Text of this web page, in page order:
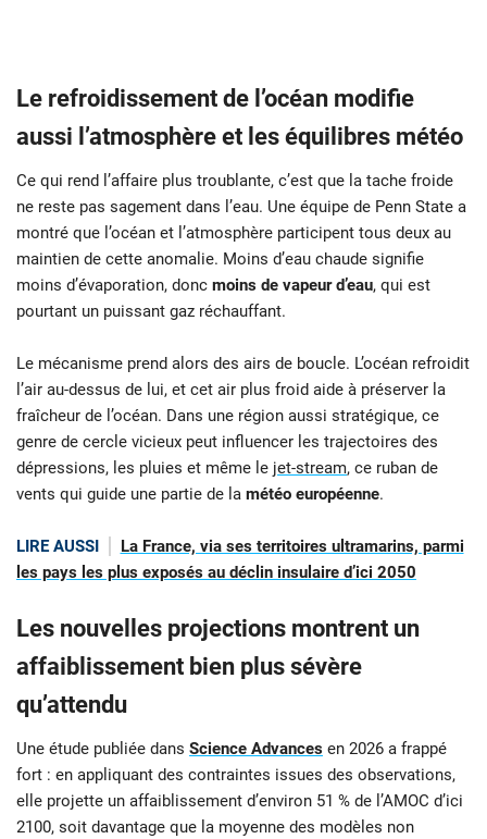
Le refroidissement de l’océan modifie
aussi l’atmosphère et les équilibres météo
Ce qui rend l’affaire plus troublante, c’est que la tache froide
ne reste pas sagement dans l’eau. Une équipe de Penn State a
montré que l’océan et l’atmosphère participent tous deux au
maintien de cette anomalie. Moins d’eau chaude signifie
moins d’évaporation, donc moins de vapeur d’eau, qui est
pourtant un puissant gaz réchauffant.
Le mécanisme prend alors des airs de boucle. L’océan refroidit
l’air au-dessus de lui, et cet air plus froid aide à préserver la
fraîcheur de l’océan. Dans une région aussi stratégique, ce
genre de cercle vicieux peut influencer les trajectoires des
dépressions, les pluies et même le jet-stream, ce ruban de
vents qui guide une partie de la météo européenne.
LIRE AUSSI
La France, via ses territoires ultramarins, parmi
les pays les plus exposés au déclin insulaire d’ici 2050
Les nouvelles projections montrent un
affaiblissement bien plus sévère
qu’attendu
Une étude publiée dans Science Advances en 2026 a frappé
fort : en appliquant des contraintes issues des observations,
elle projette un affaiblissement d’environ 51 % de l’AMOC d’ici
2100, soit davantage que la moyenne des modèles non